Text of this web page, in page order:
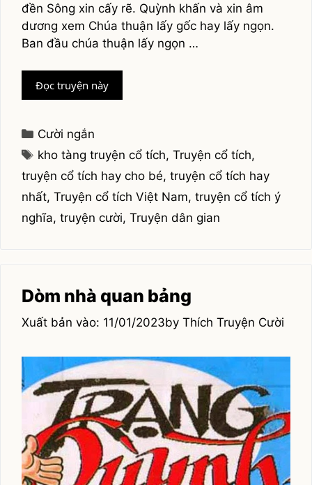
đền Sông xin cấy rẽ. Quỳnh khấn và xin âm
dương xem Chúa thuận lấy gốc hay lấy ngọn.
Ban đầu chúa thuận lấy ngọn …
Đọc truyện nàyCấy
rẽ
Categories
Cười ngắn
Tags
kho tàng truyện cổ tích,Truyện cổ tích,
truyện cổ tích hay cho bé, truyện cổ tích hay
nhất, Truyện cổ tích Việt Nam, truyện cổ tích ý
nghĩa, truyện cười, Truyện dân gian
Dòm nhà quan bảng
11/01/2023by Thích Truyện Cười